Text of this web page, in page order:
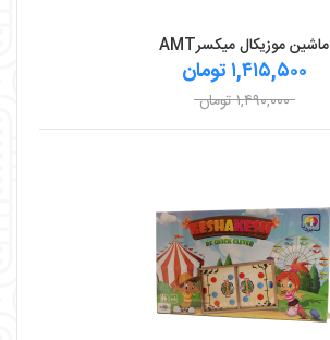
ماشین موزیکال میکسرAMT
۱,۴۱۵,۵۰۰ تومان
۱,۴۹۰,۰۰۰ تومان